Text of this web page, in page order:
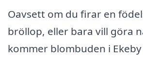
Oavsett om du firar en
bröllop, eller bara vill göra
kommer blombuden i